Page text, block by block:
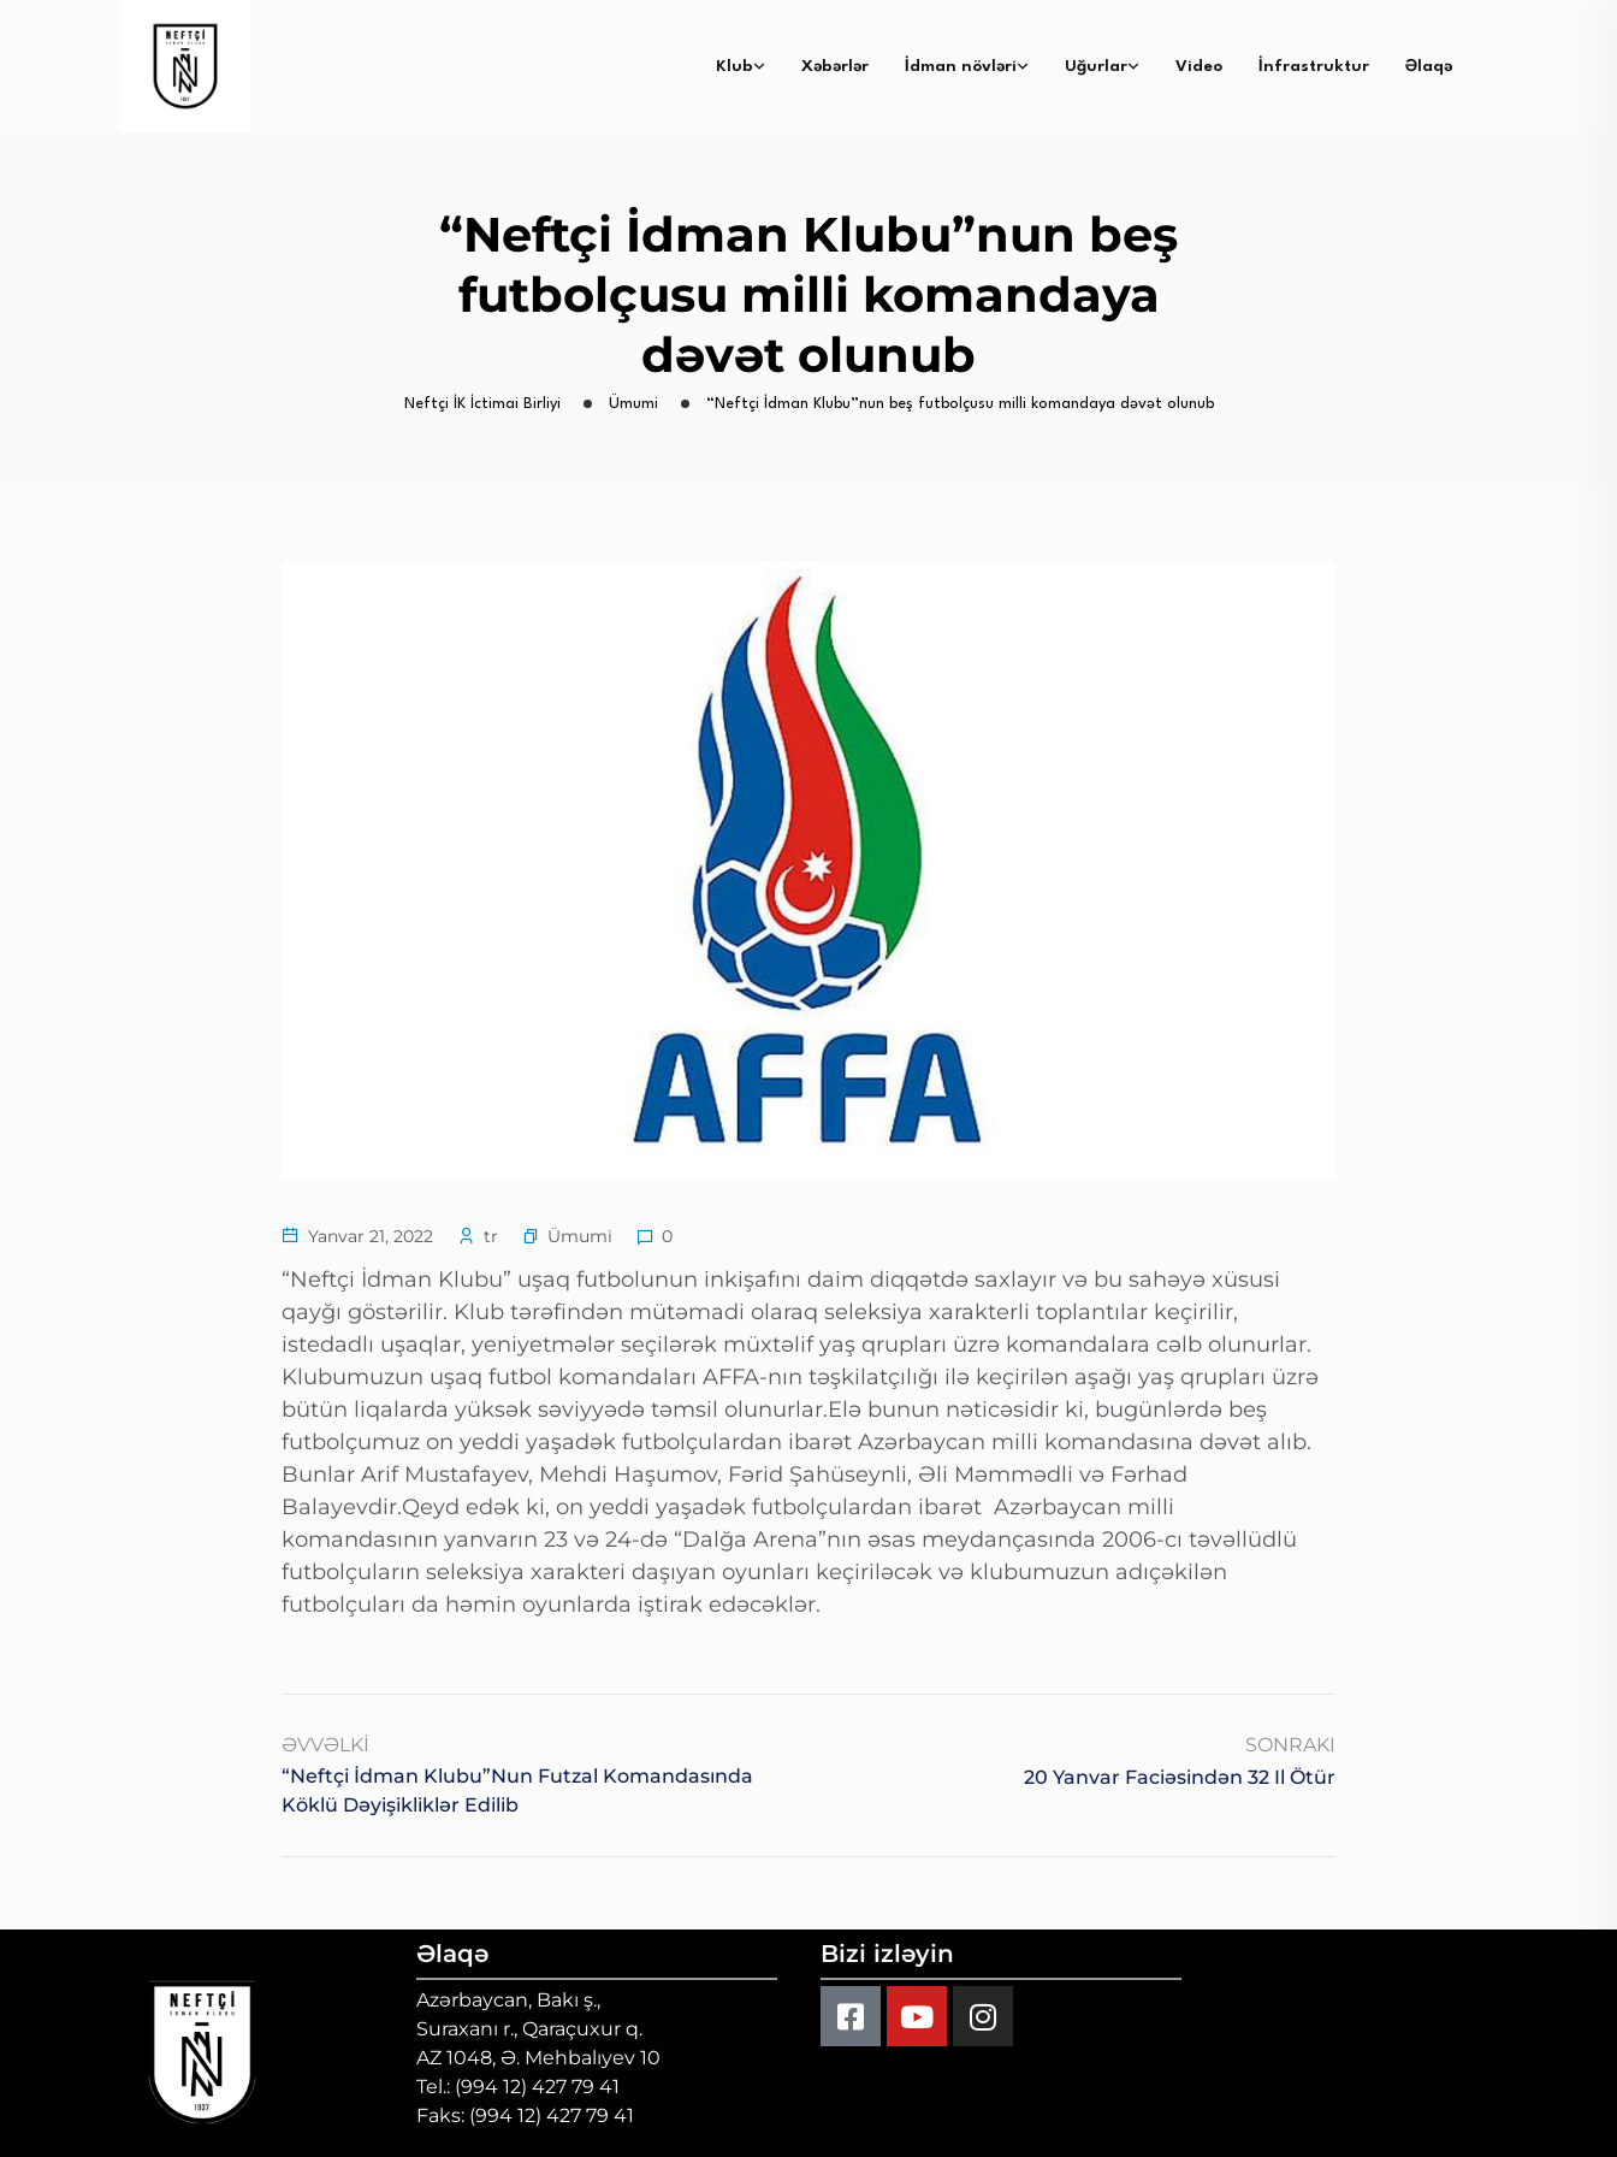
Klub Xəbərlər İdman növləri Uğurlar Video İnfrastruktur Əlaqə
“Neftçi İdman Klubu”nun beş
futbolçusu milli komandaya
dəvət olunub
Neftçi İK İctimai Birliyi Ümumi “Neftçi İdman Klubu”nun beş futbolçusu milli komandaya dəvət olunub
Yanvar 21, 2022 tr Ümumi 0
“Neftçi İdman Klubu” uşaq futbolunun inkişafını daim diqqətdə saxlayır və bu sahəyə xüsusi
qayğı göstərilir. Klub tərəfindən mütəmadi olaraq seleksiya xarakterli toplantılar keçirilir,
istedadlı uşaqlar, yeniyetmələr seçilərək müxtəlif yaş qrupları üzrə komandalara cəlb olunurlar.
Klubumuzun uşaq futbol komandaları AFFA-nın təşkilatçılığı ilə keçirilən aşağı yaş qrupları üzrə
bütün liqalarda yüksək səviyyədə təmsil olunurlar.Elə bunun nəticəsidir ki, bugünlərdə beş
futbolçumuz on yeddi yaşadək futbolçulardan ibarət Azərbaycan milli komandasına dəvət alıb.
Bunlar Arif Mustafayev, Mehdi Haşumov, Fərid Şahüseynli, Əli Məmmədli və Fərhad
Balayevdir.Qeyd edək ki, on yeddi yaşadək futbolçulardan ibarət Azərbaycan milli
komandasının yanvarın 23 və 24-də “Dalğa Arena”nın əsas meydançasında 2006-cı təvəllüdlü
futbolçuların seleksiya xarakteri daşıyan oyunları keçiriləcək və klubumuzun adıçəkilən
futbolçuları da həmin oyunlarda iştirak edəcəklər.
ƏVVƏLKI
“Neftçi İdman Klubu”nun Futzal Komandasında
Köklü Dəyişikliklər Edilib
SONRAKI
20 Yanvar Faciəsindən 32 Il Ötür
Əlaqə
Azərbaycan, Bakı ş.,
Suraxanı r., Qaraçuxur q.
AZ 1048, Ə. Mehbalıyev 10
Tel.: (994 12) 427 79 41
Faks: (994 12) 427 79 41
Bizi izləyin